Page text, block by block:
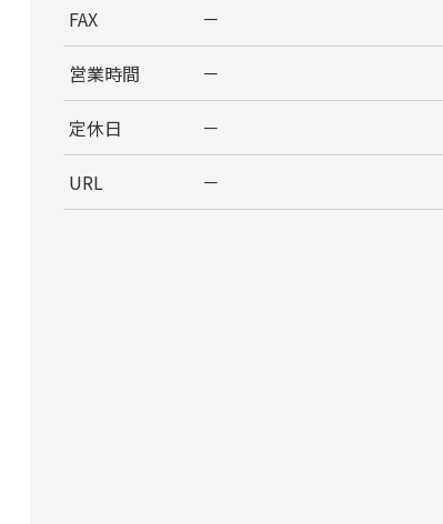
FAX －
営業時間 －
定休日 －
URL －